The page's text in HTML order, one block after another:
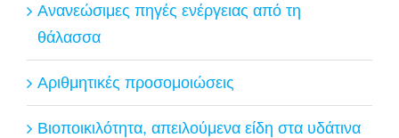
Ανανεώσιμες πηγές ενέργειας από τη
θάλασσα
Αριθμητικές προσομοιώσεις
Βιοποικιλότητα, απειλούμενα είδη στα υδάτινα